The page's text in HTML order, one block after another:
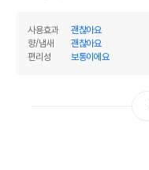
사용효과
괜찮아요
향/냄새
괜찮아요
편리성
보통이에요